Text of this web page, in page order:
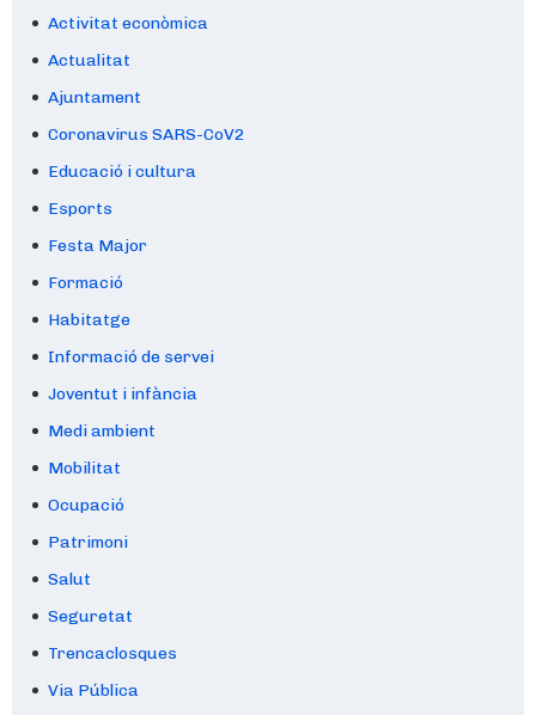
Activitat econòmica
Actualitat
Ajuntament
Coronavirus SARS-CoV2
Educació i cultura
Esports
Festa Major
Formació
Habitatge
Informació de servei
Joventut i infància
Medi ambient
Mobilitat
Ocupació
Patrimoni
Salut
Seguretat
Trencaclosques
Via Pública